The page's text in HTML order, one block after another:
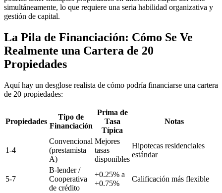
simultáneamente, lo que requiere una seria habilidad organizativa y
gestión de capital.
La Pila de Financiación: Cómo Se Ve
Realmente una Cartera de 20
Propiedades
Aquí hay un desglose realista de cómo podría financiarse una cartera
de 20 propiedades:
Propiedades
Tipo de
Financiación
Prima de
Tasa
Típica
Notas
1-4
Convencional
(prestamista
A)
Mejores
tasas
disponibles
Hipotecas residenciales
estándar
5-7
B-lender /
Cooperativa
de crédito
+0.25% a
+0.75%
Calificación más flexible